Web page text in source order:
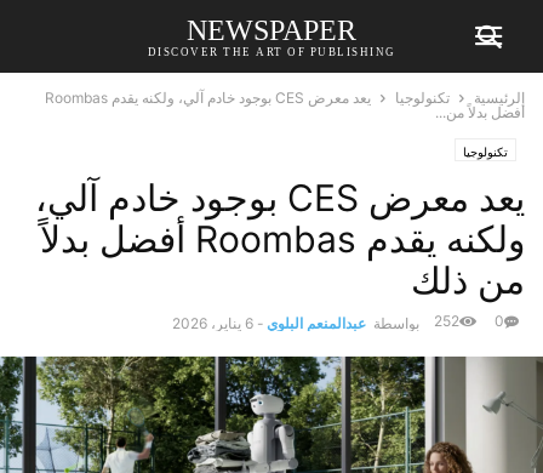
NEWSPAPER
DISCOVER THE ART OF PUBLISHING
الرئيسية تكنولوجيا
يعد معرض CES بوجود خادم آلي، ولكنه يقدم Roombas
أفضل بدلاً من...
تكنولوجيا
يعد معرض CES بوجود خادم آلي،
ولكنه يقدم Roombas أفضل بدلاً
من ذلك
بواسطة عبدالمنعم البلوي - 6 يناير، 2026 0
252